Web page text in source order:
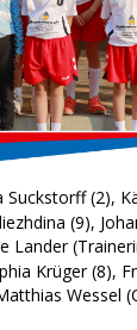
Suckstorff (2),
(9),
Lander
Krüger (8),
Wessel